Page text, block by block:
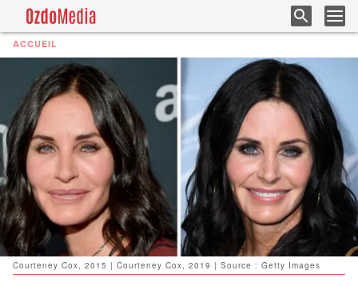
ACCUEIL
Courteney Cox, 2015 | Courteney Cox, 2019 | Source : Getty Images